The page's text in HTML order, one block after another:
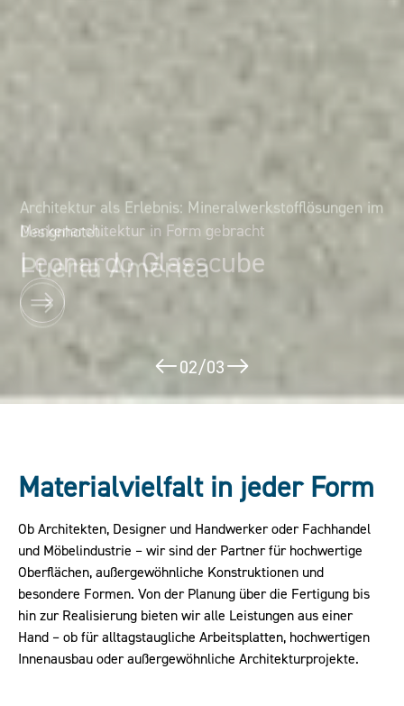
Markenarchitektur in Form gebracht
Leonardo Glasscube
Architektur als Erlebnis: Mineralwerkstofflösungen im
Designhotel
Puerta América
02/03
Materialvielfalt in jeder Form
Ob Architekten, Designer und Handwerker oder Fachhandel
und Möbelindustrie – wir sind der Partner für hochwertige
Oberflächen, außergewöhnliche Konstruktionen und
besondere Formen. Von der Planung über die Fertigung bis
hin zur Realisierung bieten wir alle Leistungen aus einer
Hand – ob für alltagstaugliche Arbeitsplatten, hochwertigen
Innenausbau oder außergewöhnliche Architekturprojekte.